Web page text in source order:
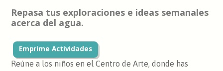
Repasa tus exploraciones e ideas semanales
acerca del agua.
Emprime Actividades
Reúne a los niños en el Centro de Arte, donde has